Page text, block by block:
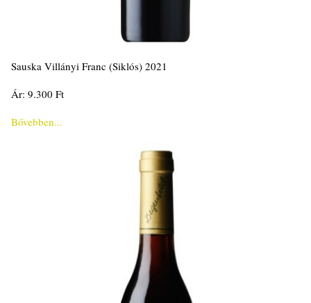
Sauska Villányi Franc (Siklós) 2021
Ár: 9.300 Ft
Bővebben...